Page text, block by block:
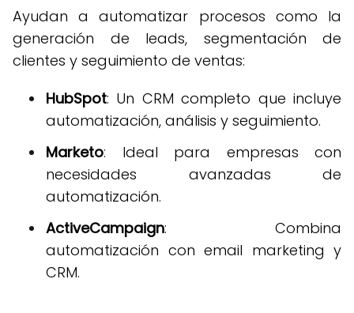
Ayudan a automatizar procesos como la
generación de leads, segmentación de
clientes y seguimiento de ventas:
HubSpot: Un CRM completo que incluye
automatización, análisis y seguimiento.
Marketo: Ideal para empresas con
necesidades avanzadas de
automatización.
ActiveCampaign: Combina
automatización con email marketing y
CRM.